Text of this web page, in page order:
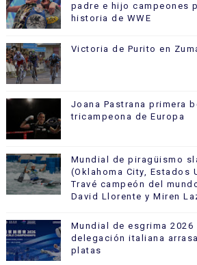
padre e hijo campeones
historia de WWE
Victoria de Purito en
Joana Pastrana primera
tricampeona de Europa
Mundial de piragüismo
(Oklahoma City, Estados
Travé campeón del
David Llorente y Miren
Mundial de esgrima 2026
delegación italiana
platas